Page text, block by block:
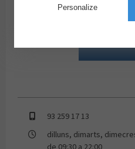
93 259 17 13
dilluns, dimarts,
de 09:30 a 22:00
Personalize